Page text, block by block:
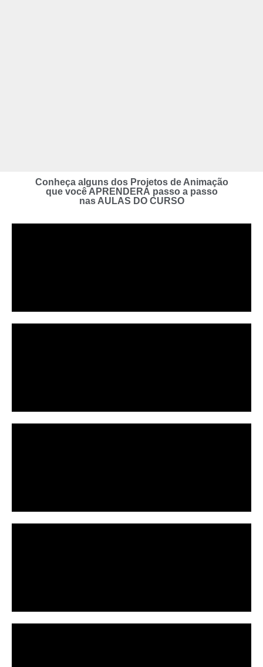
Conheça alguns dos Projetos de Animação
que você APRENDERÁ passo a passo
nas AULAS DO CURSO